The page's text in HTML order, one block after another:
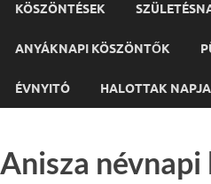
KÖSZÖNTÉSEK
ANYÁKNAPI KÖSZÖNTŐK
ÉVNYITÓ HALOTTAK NAPJA
Anisza